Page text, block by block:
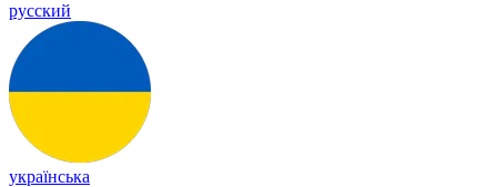
русский
українська